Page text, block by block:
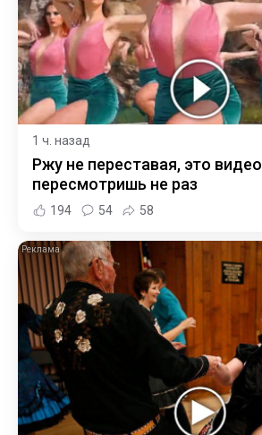
1 ч. назад
Ржу не переставая, это видео
пересмотришь не раз
194 54 58